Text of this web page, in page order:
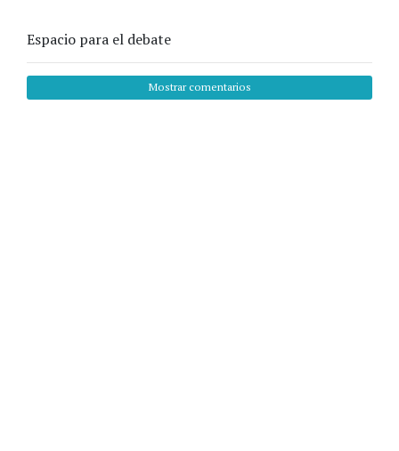
Espacio para el debate
Mostrar comentarios